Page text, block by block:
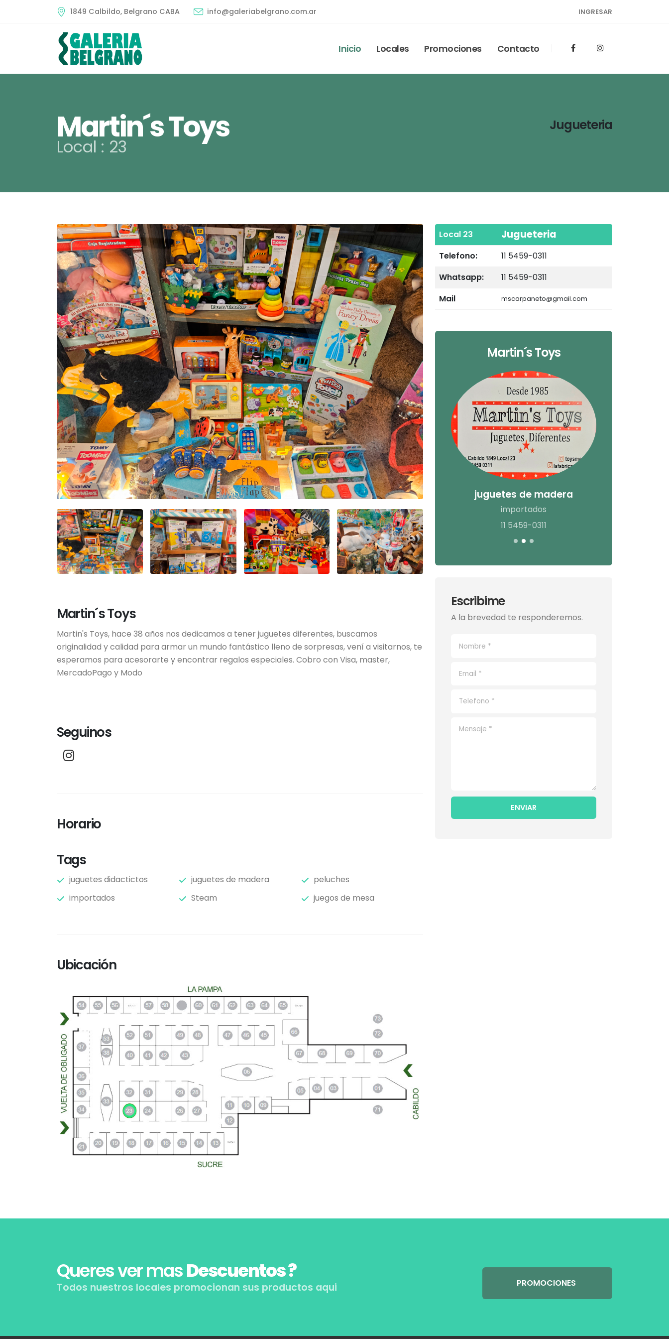
1849 Calbildo, Belgrano CABA info@galeriabelgrano.com.ar INGRESAR
Inicio Locales Promociones Contacto
Martin´s Toys
Local : 23
Jugueteria
Martin´s Toys
Martin's Toys, hace 38 años nos dedicamos a tener juguetes diferentes, buscamos
originalidad y calidad para armar un mundo fantástico lleno de sorpresas, vení a visitarnos, te
esperamos para acesorarte y encontrar regalos especiales. Cobro con Visa, master,
MercadoPago y Modo
Seguinos
Horario
Tags
juguetes didactictos juguetes de madera
peluches
importados
Steam juegos de mesa
Ubicación
Local 23 Jugueteria
Telefono:
11 5459-0311
Whatsapp:
11 5459-0311
Mail
mscarpaneto@gmail.com
Martin´s Toys
juguetes de madera
importados
11 5459-0311
peluches
mscarpaneto@gmail.com
juguetes didactictos
11 5459-0311
juguetes de madera
importados
11 5459-0311
Escribime
A la brevedad te responderemos.
ENVIAR
Queres ver masDescuentos ?
Todos nuestros locales promocionan sus productos aqui PROMOCIONES